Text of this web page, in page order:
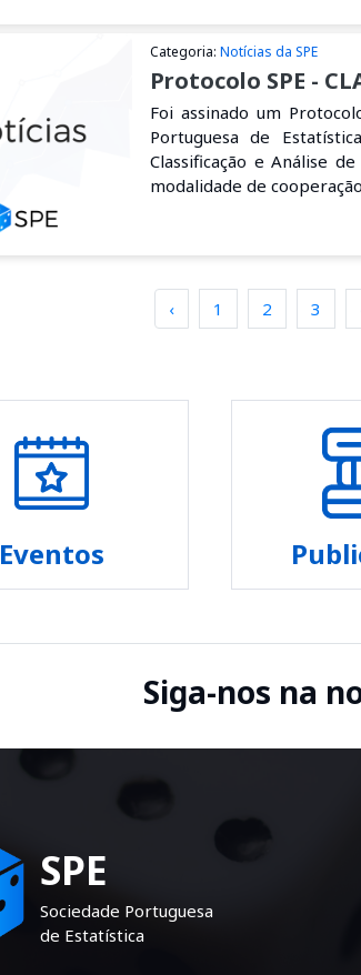
Categoria: Notícias da SPE
Protocolo SPE -
Foi assinado um
Portuguesa de
Classificação e Análise
modalidade de
‹ 1 2 3
Eventos
Siga-nos na
SPE
Sociedade Portuguesa
de Estatística